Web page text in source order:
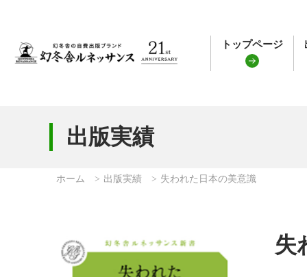
トップページ
出版実績
ホーム 出版実績 失われた日本の美意識
失